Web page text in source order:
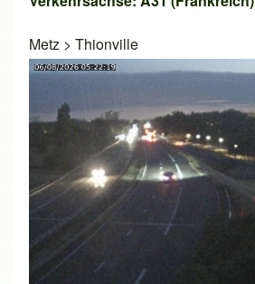
Metz > Thionville